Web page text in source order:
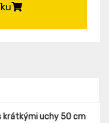
krátkými uchy 50 cm